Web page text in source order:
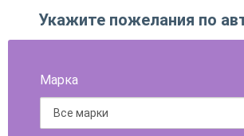
Укажите пожелания по
Марка